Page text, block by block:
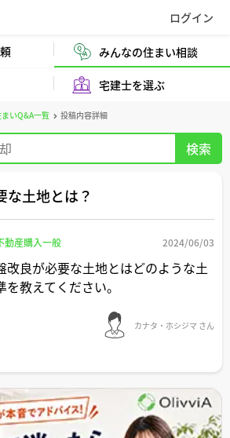
みんなの住まい相談
宅建士を選ぶ
いQ&A一覧 投稿内容詳細
な土地とは？
動産購入一般 2024/06/03
改良が必要な土地とはどのような土
教えてください。
カナタ・ホシジマ さん